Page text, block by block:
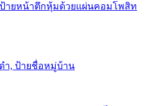
ป้ายหน้าตึกหุ้มด้วยแผ่นคอมโพสิท
ำ, ป้ายชื่อหมู่บ้าน